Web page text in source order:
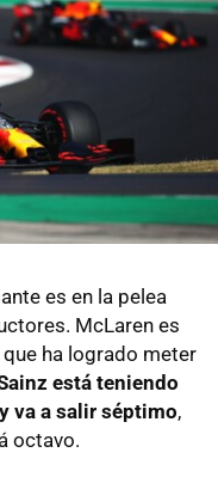
es en la pelea
McLaren es
ha logrado meter
está teniendo
va a salir séptimo,
octavo.